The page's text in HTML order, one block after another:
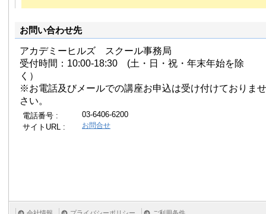
お問い合わせ先
アカデミーヒルズ スクール事務局
受付時間：10:00-18:30 (土・日・祝・年末年始を除
く）
※お電話及びメールでの講座お申込は受け付けておりま
さい。
電話番号 :
03-6406-6200
サイトURL :
お問合せ